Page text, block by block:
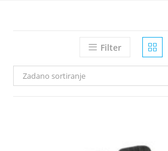
Filter
Zadano sortiranje